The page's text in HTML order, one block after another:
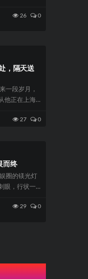
26 0
，隔天送
段岁月，
他正在上海
27 0
而终
圈的镁光灯
眼，行状一
29 0